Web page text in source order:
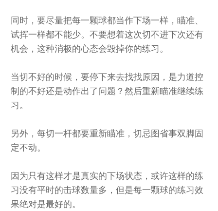
同时，要尽量把每一颗球都当作下场一样，瞄准、
试挥一样都不能少。不要想着这次切不进下次还有
机会，这种消极的心态会毁掉你的练习。
当切不好的时候，要停下来去找找原因，是力道控
制的不好还是动作出了问题？然后重新瞄准继续练
习。
另外，每切一杆都要重新瞄准，切忌图省事双脚固
定不动。
因为只有这样才是真实的下场状态，或许这样的练
习没有平时的击球数量多，但是每一颗球的练习效
果绝对是最好的。